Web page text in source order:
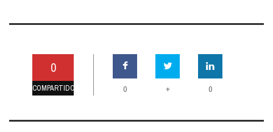
0
COMPARTIDO 0 + 0